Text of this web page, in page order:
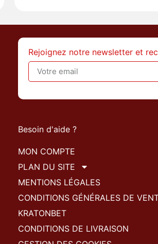
Rejoignez notre newsletter et
Besoin d'aide ?
MON COMPTE
PLAN DU SITE
MENTIONS LÉGALES
CONDITIONS GÉNÉRALES DE
KRATONBET
CONDITIONS DE LIVRAISON